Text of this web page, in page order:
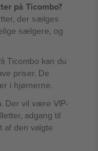
på Ticombo?
der sælges
sælgere, og
Ticombo kan du
priser. De
i hjørnerne.
Der vil være VIP-
adgang til
af den valgte